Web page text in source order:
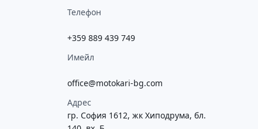
Телефон
+359 889 439 749
Имейл
office@motokari-bg.com
Адрес
гр. София 1612, жк Хиподрума, бл.